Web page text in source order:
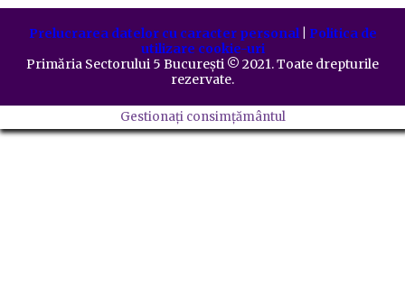
Prelucrarea datelor cu caracter personal| Politica de
utilizare cookie-uri
Primăria Sectorului 5 București ©️ 2021. Toate drepturile
rezervate.
Gestionați consimțământul